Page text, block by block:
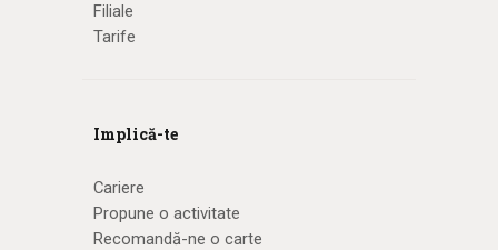
Filiale
Tarife
Implică-te
Cariere
Propune o activitate
Recomandă-ne o carte